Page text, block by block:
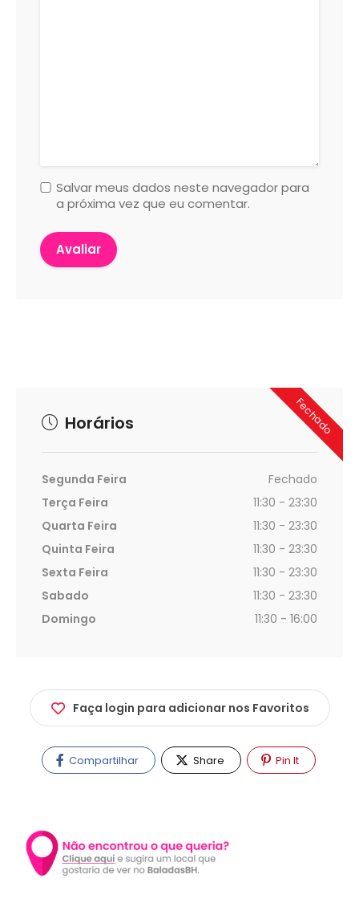
Salvar meus dados neste navegador para
a próxima vez que eu comentar.
Fechado
Horários
Segunda Feira
Fechado
Terça Feira
11:30 - 23:30
Quarta Feira
11:30 - 23:30
Quinta Feira
11:30 - 23:30
Sexta Feira
11:30 - 23:30
Sabado
11:30 - 23:30
Domingo
11:30 - 16:00
Faça login para adicionar nos Favoritos
Compartilhar Share Pin It